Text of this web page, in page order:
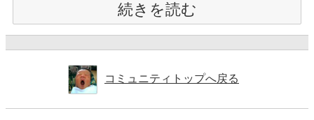
続きを読む
コミュニティトップへ戻る